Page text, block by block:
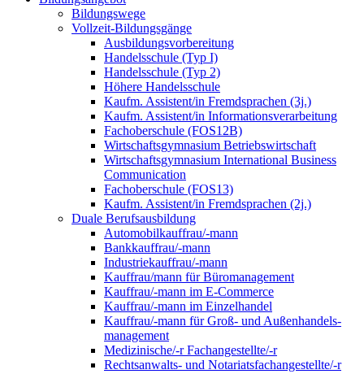
Bildungswege
Vollzeit-Bildungsgänge
Ausbildungsvorbereitung
Handelsschule (Typ I)
Handelsschule (Typ 2)
Höhere Handelsschule
Kaufm. Assistent/in­ Fremdsprachen (3j.)
Kaufm. Assistent/in Informationsverarbeitung
Fachoberschule (FOS12B)
Wirtschaftsgymnasium Betriebswirtschaft
Wirtschaftsgymnasium International Business
Communication
Fachoberschule (FOS13)
Kaufm. Assistent/in Fremdsprachen (2j.)
Duale Berufsausbildung
Automobilkauffrau/-mann
Bankkauffrau/-mann
Industriekauffrau/-mann
Kauffrau/mann für Büromanagement
Kauffrau/-mann im E-Commerce
Kauffrau/-mann im Einzelhandel
Kauffrau/-mann für Groß- und Außen­handels­
manage­ment
Medizinische/-r Fachangestellte/-r
Rechtsanwalts- und Notariatsfachangestellte/-r